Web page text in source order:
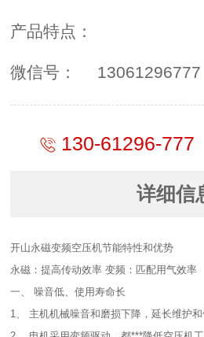
产品特点：
微信号： 13061296777
130-61296-777
详细信
开山永磁变频空压机节能特性和优势
永磁：提高传动效率 变频：匹配用气效率
一、 噪音低、使用寿命长
1、 主机机械噪音和磨损下降，延长维护和